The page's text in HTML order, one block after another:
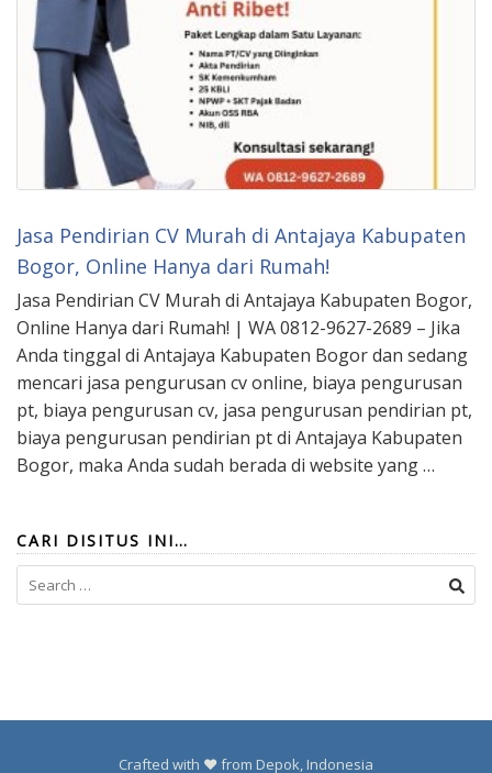
Jasa Pendirian CV Murah di Antajaya Kabupaten
Bogor, Online Hanya dari Rumah!
Jasa Pendirian CV Murah di Antajaya Kabupaten Bogor,
Online Hanya dari Rumah! | WA 0812-9627-2689 – Jika
Anda tinggal di Antajaya Kabupaten Bogor dan sedang
mencari jasa pengurusan cv online, biaya pengurusan
pt, biaya pengurusan cv, jasa pengurusan pendirian pt,
biaya pengurusan pendirian pt di Antajaya Kabupaten
Bogor, maka Anda sudah berada di website yang …
CARI DISITUS INI…
Search
for:
Crafted with ❤️ from Depok, Indonesia